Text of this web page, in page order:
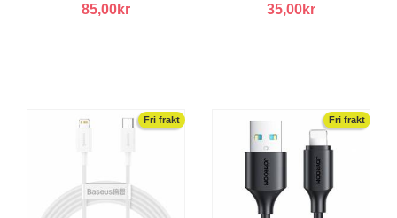
85,00kr
35,00kr
Fri frakt Fri frakt